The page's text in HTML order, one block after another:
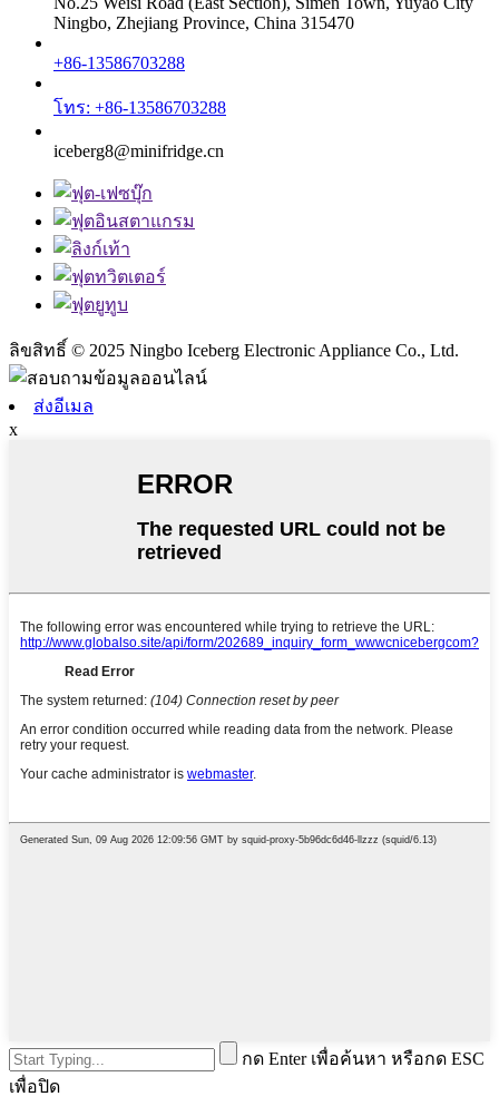
Ningbo, Zhejiang Province, China 315470
+86-13586703288
โทร: +86-13586703288
iceberg8@minifridge.cn
ลิขสิทธิ์ © 2025 Ningbo Iceberg Electronic Appliance Co., Ltd.
ส่งอีเมล
x
กด Enter เพื่อค้นหา หรือกด ESC
เพื่อปิด